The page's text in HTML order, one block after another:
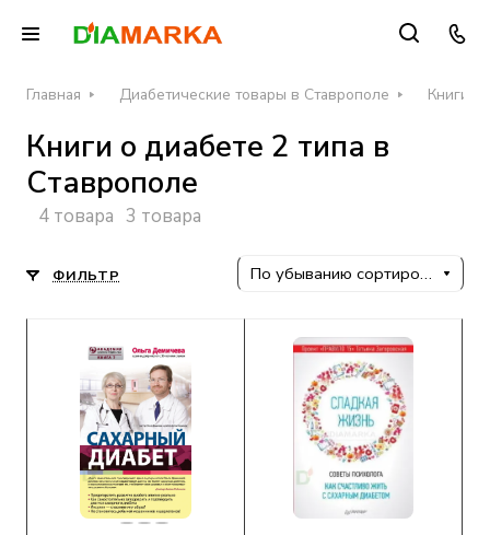
Главная Диабетические товары в Ставрополе Книги о
Книги о диабете 2 типа в
Ставрополе
4 товара 3 товара
ФИЛЬТР По убыванию сортировки